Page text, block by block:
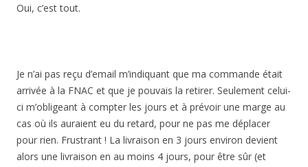
Oui, c’est tout.
Je n’ai pas reçu d’email m’indiquant que ma commande était
arrivée à la FNAC et que je pouvais la retirer. Seulement celui-
ci m’obligeant à compter les jours et à prévoir une marge au
cas où ils auraient eu du retard, pour ne pas me déplacer
pour rien. Frustrant ! La livraison en 3 jours environ devient
alors une livraison en au moins 4 jours, pour être sûr (et